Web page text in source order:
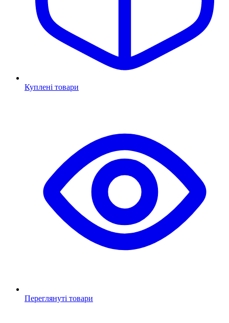
Куплені товари
Переглянуті товари